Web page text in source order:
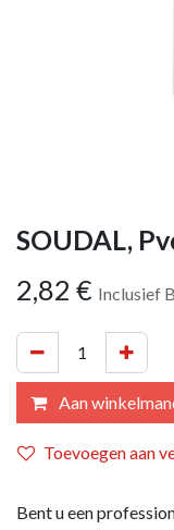
SOUDAL,
2,82 € Inclusief
Aan
Toevoegen aan
Bent u een